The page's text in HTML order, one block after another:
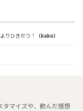
りひきだつ！ （kako）
タマイズや、飲んだ感想